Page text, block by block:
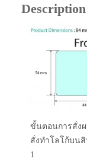
Description
ขั้นตอนการสั่ง
สั่งทำโลโก้บน
1